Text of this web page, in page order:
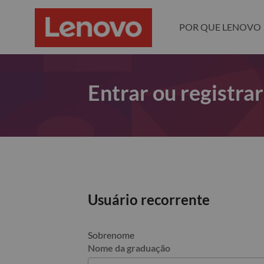
POR QUE LENOVO
Entrar ou
Usuário recorrente
Sobrenome
Nome da graduação